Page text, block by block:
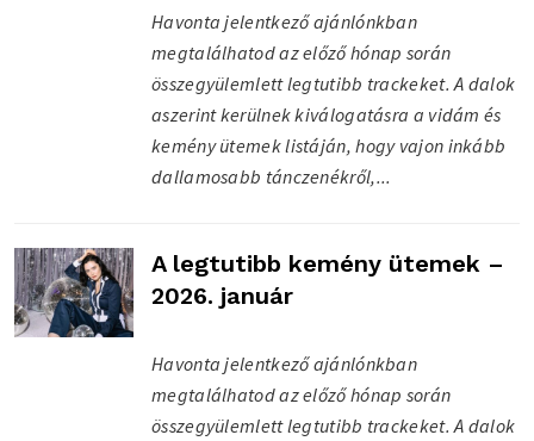
Havonta jelentkező ajánlónkban
megtalálhatod az előző hónap során
összegyülemlett legtutibb trackeket. A dalok
aszerint kerülnek kiválogatásra a vidám és
kemény ütemek listáján, hogy vajon inkább
dallamosabb tánczenékről,...
A legtutibb kemény ütemek –
2026. január
Havonta jelentkező ajánlónkban
megtalálhatod az előző hónap során
összegyülemlett legtutibb trackeket. A dalok